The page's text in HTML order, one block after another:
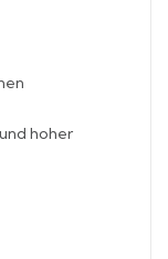
hoher